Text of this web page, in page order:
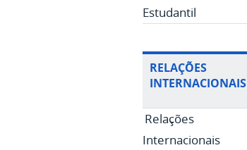
Estudantil
RELAÇÕES
INTERNACIONAIS
Relações
Internacionais